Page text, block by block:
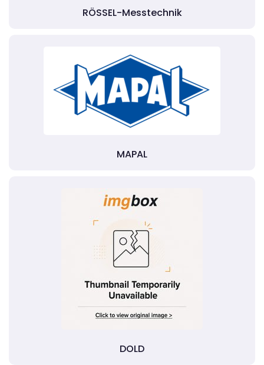
RÖSSEL-Messtechnik
MAPAL
DOLD